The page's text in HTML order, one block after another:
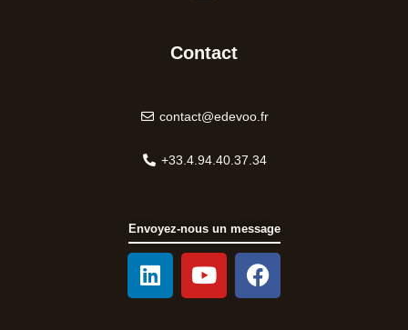
Contact
contact@edevoo.fr
+33.4.94.40.37.34
Envoyez-nous un message
L
i
Y
o
F
a